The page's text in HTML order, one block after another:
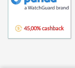
45,00% cashback